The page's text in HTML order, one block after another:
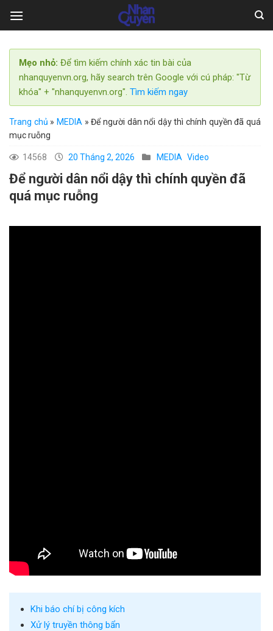
Mẹo nhỏ: Để tìm kiếm chính xác tin bài của
nhanquyenvn.org, hãy search trên Google với cú pháp: "Từ
khóa" + "nhanquyenvn.org". Tìm kiếm ngay
Trang chủ » MEDIA »Để người dân nổi dậy thì chính quyền đã quá
mục ruỗng
14568 20 Tháng 2, 2026 MEDIA Video
Để người dân nổi dậy thì chính quyền đã
quá mục ruỗng
Khi báo chí bị công kích
Xử lý truyền thông bẩn